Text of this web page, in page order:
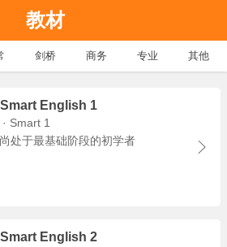
教材
剑桥 商务 专业 其他
English 1
Smart 1
处于最基础阶段的初学者
English 2